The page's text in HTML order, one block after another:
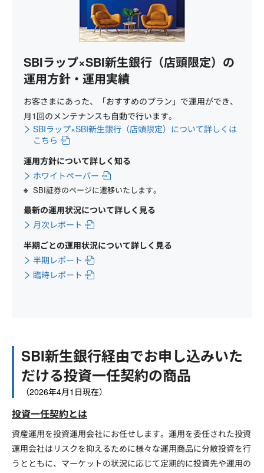
SBIラップ×SBI新生銀行（店頭限定）の
運用方針・運用実績
お客さまにあった、「おすすめのプラン」で運用ができ、
月1回のメンテナンスも自動で行います。
SBIラップ×SBI新生銀行（店頭限定）について詳しくは
こちら
運用方針について詳しく知る
ホワイトペーパー
SBI証券のページに遷移いたします。
最新の運用状況について詳しく見る
月次レポート
半期ごとの運用状況について詳しく見る
半期レポート
臨時レポート
SBI新生銀行経由でお申し込みいた
だける投資一任契約の商品
（2026年4月1日現在）
投資一任契約とは
資産運用を投資運用会社にお任せします。運用を委任された投資
運用会社はリスクを抑えるために様々な運用商品に分散投資を行
うとともに、マーケットの状況に応じて定期的に投資先や運用の